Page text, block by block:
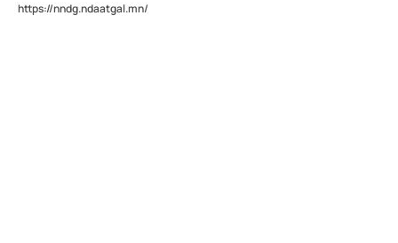
https://nndg.ndaatgal.mn/